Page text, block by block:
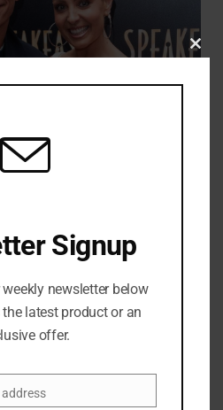
partner karena meyakinkannya
Signup
newsletter below
latest product or an
offer.